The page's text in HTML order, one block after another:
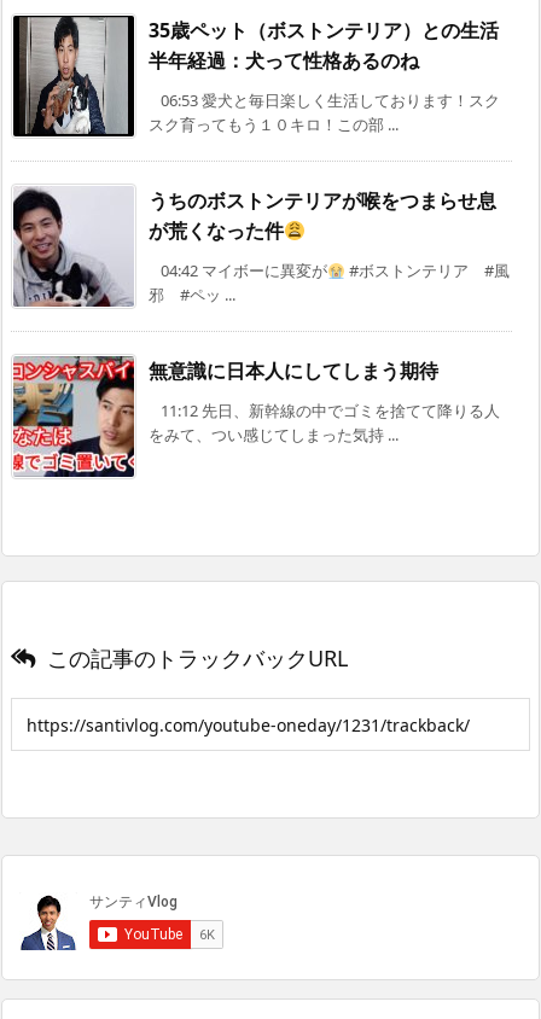
35歳ペット（ボストンテリア）との生活
半年経過：犬って性格あるのね
06:53 愛犬と毎日楽しく生活しております！スク
スク育ってもう１０キロ！この部 ...
うちのボストンテリアが喉をつまらせ息
が荒くなった件
04:42 マイボーに異変が
#ボストンテリア #風
邪 #ペッ ...
無意識に日本人にしてしまう期待
11:12 先日、新幹線の中でゴミを捨てて降りる人
をみて、つい感じてしまった気持 ...
この記事のトラックバックURL